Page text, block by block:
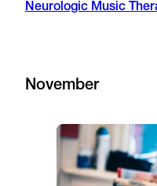
Neurologic Music
November